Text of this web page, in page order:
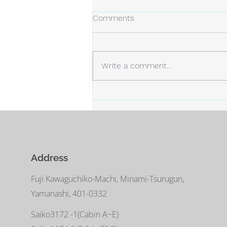
冬の日
今年の冬は、今のところ雪は少な
所。 白い雪と青い空。
Comments
Write a comment...
Address
Fuji Kawaguchiko-Machi, Minami-Tsurugun,
Yamanashi, 401-0332
Saiko3172 -1(Cabin A~E)